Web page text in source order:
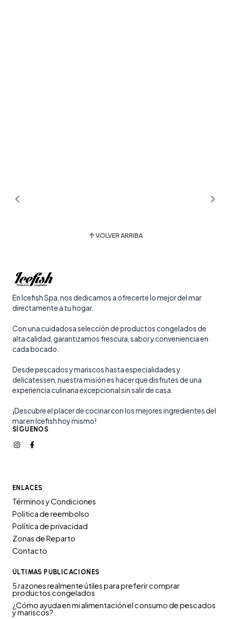
VOLVER ARRIBA
En Icefish Spa, nos dedicamos a ofrecerte lo mejor del mar
directamente a tu hogar.
Con una cuidadosa selección de productos congelados de
alta calidad, garantizamos frescura, sabor y conveniencia en
cada bocado.
Desde pescados y mariscos hasta especialidades y
delicatessen, nuestra misión es hacer que disfrutes de una
experiencia culinaria excepcional sin salir de casa.
¡Descubre el placer de cocinar con los mejores ingredientes del
mar en Icefish hoy mismo!
SÍGUENOS
ENLACES
Términos y Condiciones
Politica de reembolso
Política de privacidad
Zonas de Reparto
Contacto
ÚLTIMAS PUBLICACIONES
5 razones realmente útiles para preferir comprar
productos congelados
¿Cómo ayuda en mi alimentación el consumo de pescados
y mariscos?